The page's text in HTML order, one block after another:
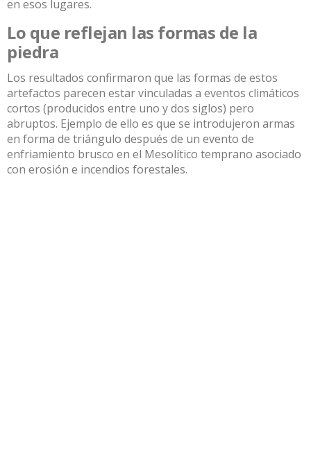
en esos lugares.
Lo que reflejan las formas de la
piedra
Los resultados confirmaron que las formas de estos
artefactos parecen estar vinculadas a eventos climáticos
cortos (producidos entre uno y dos siglos) pero
abruptos. Ejemplo de ello es que se introdujeron armas
en forma de triángulo después de un evento de
enfriamiento brusco en el Mesolítico temprano asociado
con erosión e incendios forestales.